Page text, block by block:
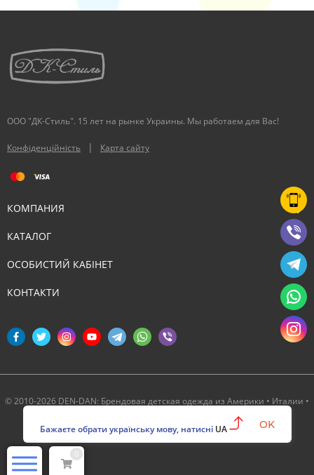
ООО "ДК-Стиль". 15 лет на рынке Украины. Мы работаем для Вас!
Конфіденційність | Карта сайту
КОМПАНИЯ
КАТАЛОГ
ОСОБИСТИЙ КАБІНЕТ
КОНТАКТИ
© 2010-2026 DEN-DAN: Брендовая детская одежда из Америки • Италии •
0
Бажаєте обрати українську мову, натисні UA OK